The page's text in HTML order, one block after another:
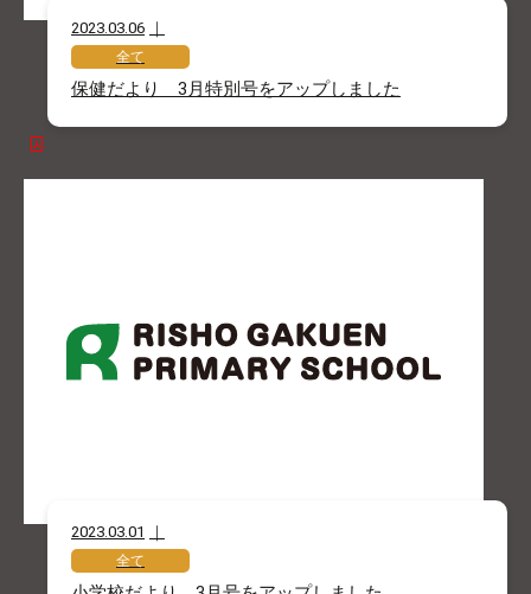
2023.03.06
全て
保健だより 3月特別号をアップしました
2023.03.01
全て